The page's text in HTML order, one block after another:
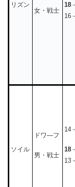
リズン
女・戦士
18
16
ソイル
ドワ―フ
男・戦士
14
18
13